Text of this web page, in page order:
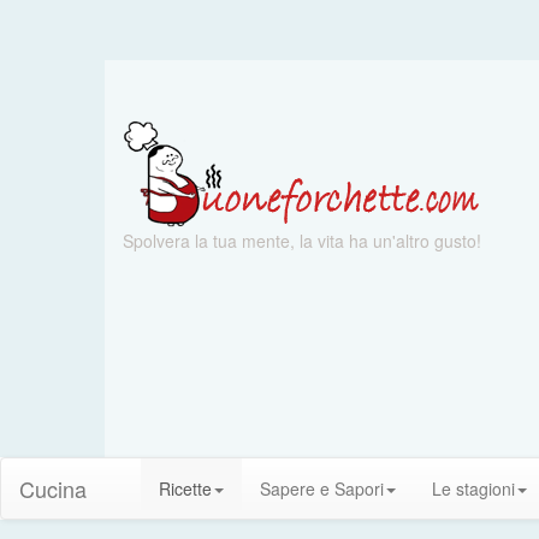
Spolvera la tua mente, la vita ha un'altro gusto!
Cucina Ricette Sapere e Sapori Le stagioni